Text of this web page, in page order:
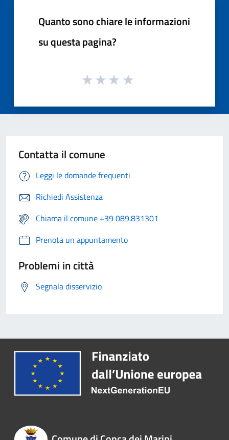
Quanto sono chiare le informazioni
su questa pagina?
Contatta il comune
Leggi le domande frequenti
Richiedi Assistenza
Chiama il comune +39 089.831301
Prenota un appuntamento
Problemi in città
Segnala disservizio